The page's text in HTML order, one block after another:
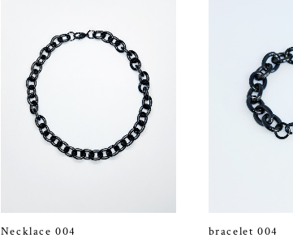
Necklace 004 bracelet 004